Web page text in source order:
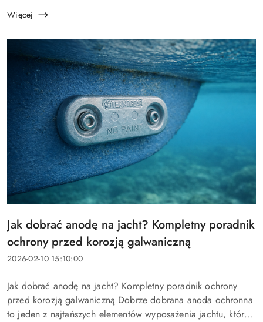
rozwiązania do uszczelnień na ja...
Więcej
Tytuł
artykułu:
Jak dobrać anodę na jacht? Kompletny poradnik
ochrony przed korozją galwaniczną
Data
2026-02-10 15:10:00
Treść
artykułu:
Jak dobrać anodę na jacht? Kompletny poradnik ochrony
przed korozją galwaniczną Dobrze dobrana anoda ochronna
to jeden z najtańszych elementów wyposażenia jachtu, który